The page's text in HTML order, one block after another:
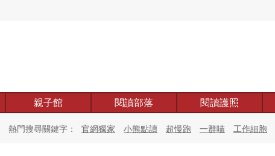
親子館 閱讀部落 閱讀護照
熱門搜尋關鍵字： 官網獨家 小熊點讀 超慢跑 一群喵 工作細胞